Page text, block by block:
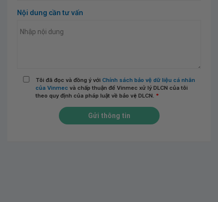
Nội dung cần tư vấn
Tôi đã đọc và đồng ý với Chính sách bảo vệ dữ liệu cá nhân
của Vinmec và chấp thuận để Vinmec xử lý DLCN của tôi
theo quy định của pháp luật về bảo vệ DLCN. *
Gửi thông tin